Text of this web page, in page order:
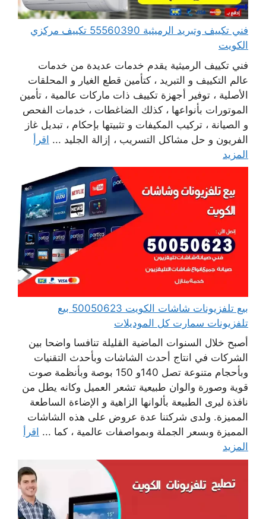
فني تكييف وتبريد الرميثية 55560390 تكييف مركزي
الكويت
فني تكييف الرميثية يقدم خدمات عديدة من خدمات
عالم التكييف و التبريد ، كتأمين قطع الغيار و المحلقات
الأصلية ، توفير أجهزة تكييف ذات ماركات عالمية ، تأمين
الموتورات بأنواعها ، كذلك الضاغطات ، خدمات الفحص
و الصيانة ، تركيب المكيفات و تثبيتها بإحكام ، تبديل غاز
الفريون و حل مشاكل التسريب ، إزالة الجليد ... اقرأ
المزيد
بيع تلفزيونات شاشات الكويت 50050623 بيع
تلفزيونات سمارت كل الموديلات
أصبح خلال السنوات الماضية القليلة تنافسا واضحا بين
الشركات في انتاج أحدث الشاشات وبأحدث التقنيات
وبأحجام متنوعة تصل 140و 150 بوصة وبأنظمة صوت
قوية وصورة والوان طبيعية تشعر العميل وكانه يطل من
نافذة ليرى الطبيعة بألوانها الزاهية و الإضاءة الساطعة
المميزة. ولدى شركتنا عدة عروض على هذه الشاشات
المميزة وبسعر الجملة وبمواصفات عالمية ، كما ... اقرأ
المزيد